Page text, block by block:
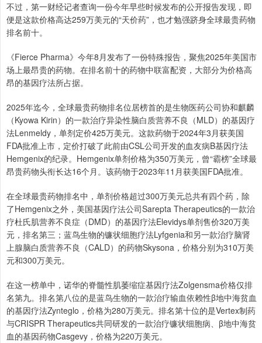
不过，第一财经记者查询一份今年早些时候发布的公开报告发现，即
便是这款价格高达259万美元的“天价药”，也才勉强跻身全球最贵药物
排名前十。
《Fierce Pharma》今年8月发布了一份特殊报告，聚焦2025年美国市
场上最昂贵的药物。在排名前十的药物中联富配资，大部分为价格高
昂的基因疗法所占据。
2025年迄今，全球最贵药物排名位居榜首的是生物医药公司协和麒麟
（Kyowa Kirin）的一款治疗异染性脑白质营养不良（MLD）的基因疗
法Lenmeldy，单剂定价425万美元。这款药物于2024年3月获美国
FDA批准上市，定价打破了此前由CSL公司开发的血友病B基因疗法
Hemgenix的纪录。Hemgenix单剂价格为350万美元，曾“霸榜”全球最
昂贵药物头衔长达16个月。该药物于2023年11月获美国FDA批准。
在全球最贵药物排名中，单剂价格超过300万美元总共有四个药，除
了Hemgenix之外，美国基因疗法公司Sarepta Therapeutics的一款治
疗杜氏肌营养不良症（DMD）的基因疗法Elevidys单剂售价320万美
元，排名第三；蓝鸟生物的镰状细胞疗法Lyfgenia和另一款治疗脑肾
上腺脑白质营养不良（CALD）的药物Skysona，价格分别为310万美
元和300万美元。
在这一榜单中，诺华的脊髓性肌萎缩症基因疗法Zolgensma价格仅排
名第九。排名第八位的是蓝鸟生物的一款治疗输血依赖性β地中海贫血
的基因疗法Zynteglo，价格为280万美元。排名第十位的是Vertex制药
与CRISPR Therapeutics共同研发的一款治疗镰状细胞病、β地中海贫
血的基因药物Casgevy，价格为220万美元。